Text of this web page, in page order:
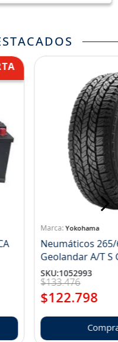
Yokohama
Neumáticos 265/
SKU:1052993
$133.476
$122.798